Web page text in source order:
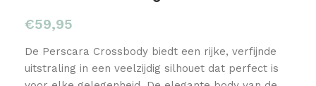
€59,95
De Perscara Crossbody biedt een rijke, verfijnde
uitstraling in een veelzijdig silhouet dat perfect is